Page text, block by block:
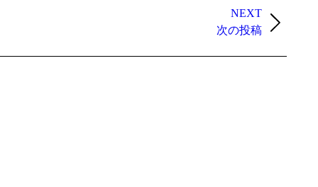
NEXT
次の投稿